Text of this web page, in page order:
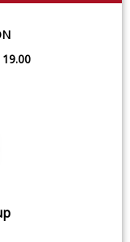
19.00